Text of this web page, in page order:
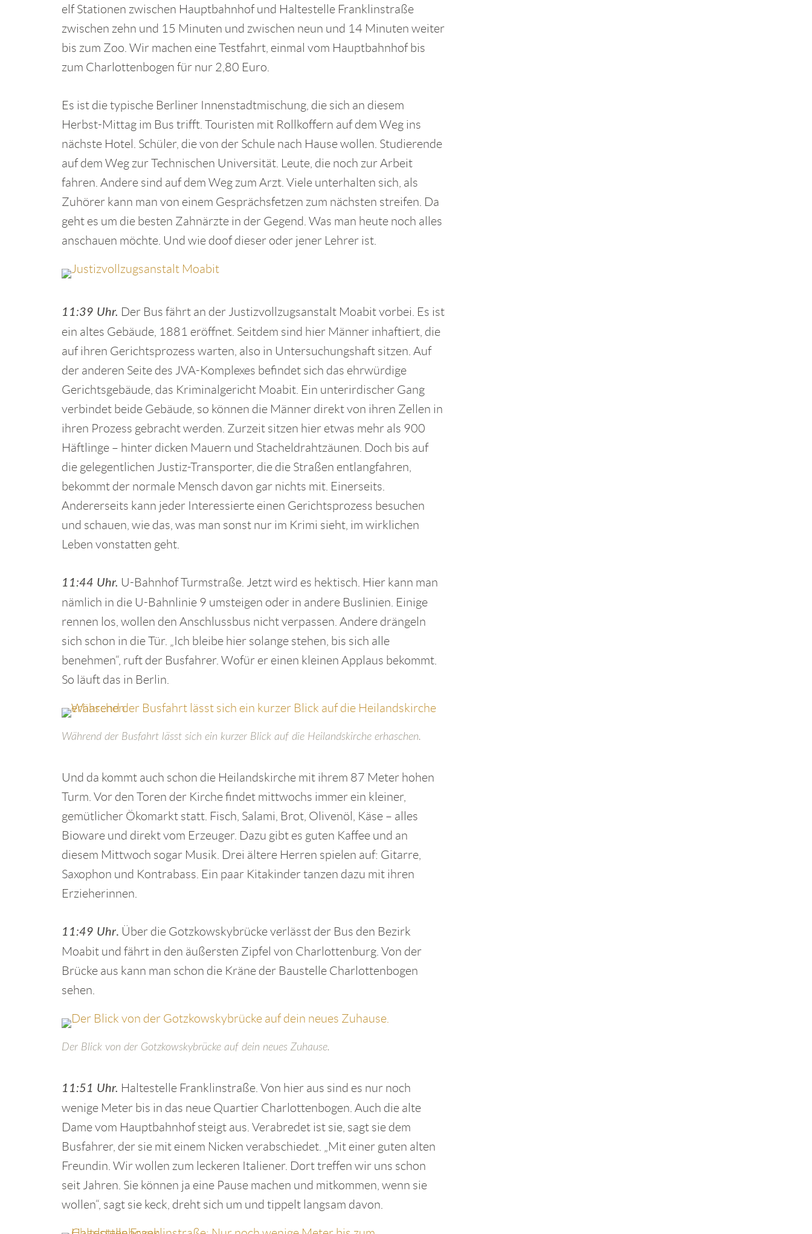
elf Stationen zwischen Hauptbahnhof und Haltestelle Franklinstraße
zwischen zehn und 15 Minuten und zwischen neun und 14 Minuten weiter
bis zum Zoo. Wir machen eine Testfahrt, einmal vom Hauptbahnhof bis
zum Charlottenbogen für nur 2,80 Euro.
Es ist die typische Berliner Innenstadtmischung, die sich an diesem
Herbst-Mittag im Bus trifft. Touristen mit Rollkoffern auf dem Weg ins
nächste Hotel. Schüler, die von der Schule nach Hause wollen. Studierende
auf dem Weg zur Technischen Universität. Leute, die noch zur Arbeit
fahren. Andere sind auf dem Weg zum Arzt. Viele unterhalten sich, als
Zuhörer kann man von einem Gesprächsfetzen zum nächsten streifen. Da
geht es um die besten Zahnärzte in der Gegend. Was man heute noch alles
anschauen möchte. Und wie doof dieser oder jener Lehrer ist.
11:39 Uhr. Der Bus fährt an der Justizvollzugsanstalt Moabit vorbei. Es ist
ein altes Gebäude, 1881 eröffnet. Seitdem sind hier Männer inhaftiert, die
auf ihren Gerichtsprozess warten, also in Untersuchungshaft sitzen. Auf
der anderen Seite des JVA-Komplexes befindet sich das ehrwürdige
Gerichtsgebäude, das Kriminalgericht Moabit. Ein unterirdischer Gang
verbindet beide Gebäude, so können die Männer direkt von ihren Zellen in
ihren Prozess gebracht werden. Zurzeit sitzen hier etwas mehr als 900
Häftlinge – hinter dicken Mauern und Stacheldrahtzäunen. Doch bis auf
die gelegentlichen Justiz-Transporter, die die Straßen entlangfahren,
bekommt der normale Mensch davon gar nichts mit. Einerseits.
Andererseits kann jeder Interessierte einen Gerichtsprozess besuchen
und schauen, wie das, was man sonst nur im Krimi sieht, im wirklichen
Leben vonstatten geht.
11:44 Uhr. U-Bahnhof Turmstraße. Jetzt wird es hektisch. Hier kann man
nämlich in die U-Bahnlinie 9 umsteigen oder in andere Buslinien. Einige
rennen los, wollen den Anschlussbus nicht verpassen. Andere drängeln
sich schon in die Tür. „Ich bleibe hier solange stehen, bis sich alle
benehmen“, ruft der Busfahrer. Wofür er einen kleinen Applaus bekommt.
So läuft das in Berlin.
Während der Busfahrt lässt sich ein kurzer Blick auf die Heilandskirche erhaschen.
Und da kommt auch schon die Heilandskirche mit ihrem 87 Meter hohen
Turm. Vor den Toren der Kirche findet mittwochs immer ein kleiner,
gemütlicher Ökomarkt statt. Fisch, Salami, Brot, Olivenöl, Käse – alles
Bioware und direkt vom Erzeuger. Dazu gibt es guten Kaffee und an
diesem Mittwoch sogar Musik. Drei ältere Herren spielen auf: Gitarre,
Saxophon und Kontrabass. Ein paar Kitakinder tanzen dazu mit ihren
Erzieherinnen.
11:49 Uhr. Über die Gotzkowskybrücke verlässt der Bus den Bezirk
Moabit und fährt in den äußersten Zipfel von Charlottenburg. Von der
Brücke aus kann man schon die Kräne der Baustelle Charlottenbogen
sehen.
Der Blick von der Gotzkowskybrücke auf dein neues Zuhause.
11:51 Uhr. Haltestelle Franklinstraße. Von hier aus sind es nur noch
wenige Meter bis in das neue Quartier Charlottenbogen. Auch die alte
Dame vom Hauptbahnhof steigt aus. Verabredet ist sie, sagt sie dem
Busfahrer, der sie mit einem Nicken verabschiedet. „Mit einer guten alten
Freundin. Wir wollen zum leckeren Italiener. Dort treffen wir uns schon
seit Jahren. Sie können ja eine Pause machen und mitkommen, wenn sie
wollen“, sagt sie keck, dreht sich um und tippelt langsam davon.